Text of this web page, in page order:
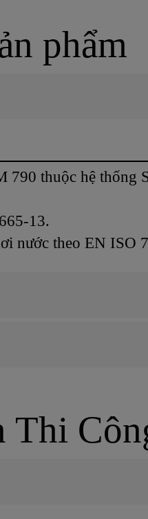
phẩm
790 thuộc hệ thống
13.
nước theo EN ISO
Thi